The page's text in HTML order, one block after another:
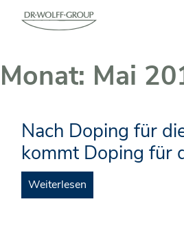
Monat: Mai
Nach Doping für
kommt Doping für
Weiterlesen